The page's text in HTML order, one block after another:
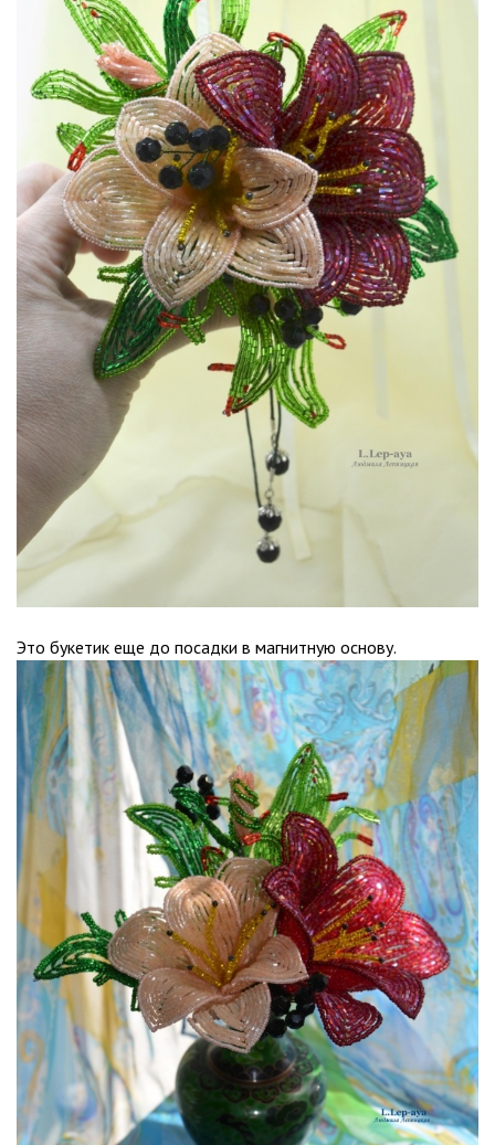
Это букетик еще до посадки в магнитную основу.